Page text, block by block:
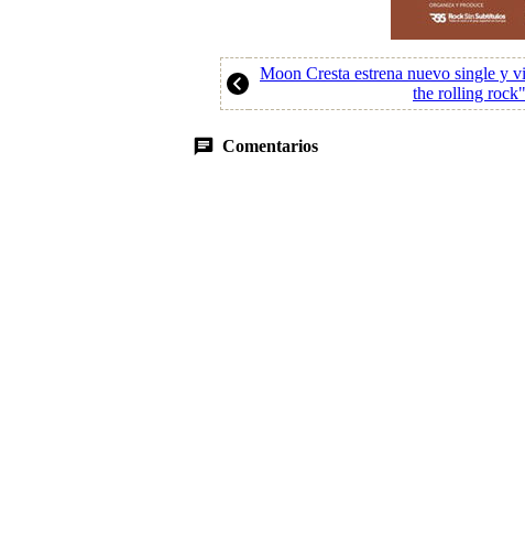
Moon Cresta estrena nuevo single y
the rolling rock"
Comentarios